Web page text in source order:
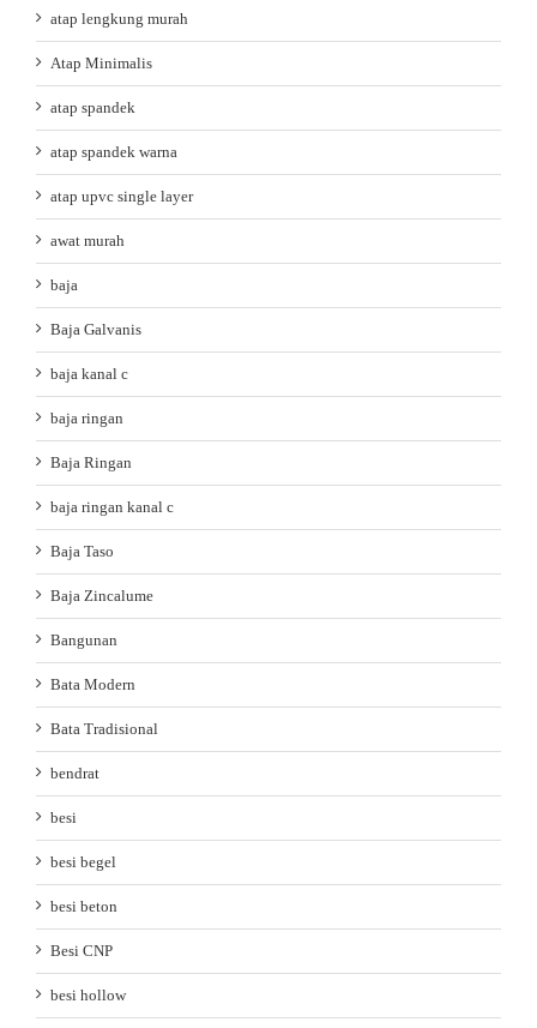
atap lengkung murah
Atap Minimalis
atap spandek
atap spandek warna
atap upvc single layer
awat murah
baja
Baja Galvanis
baja kanal c
baja ringan
Baja Ringan
baja ringan kanal c
Baja Taso
Baja Zincalume
Bangunan
Bata Modern
Bata Tradisional
bendrat
besi
besi begel
besi beton
Besi CNP
besi hollow